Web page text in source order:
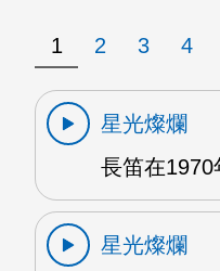
1 2 3 4
星光燦爛
長笛在1970
星光燦爛